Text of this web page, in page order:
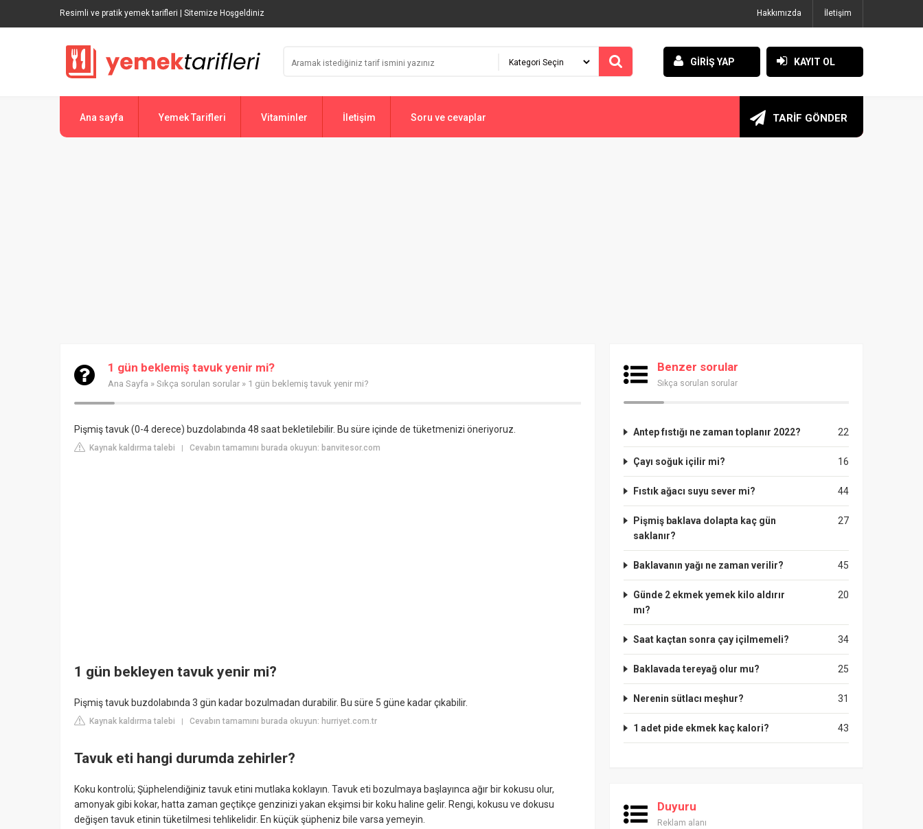
Resimli ve pratik yemek tarifleri | Sitemize Hoşgeldiniz Hakkımızda İletişim
GİRİŞ YAP KAYIT OL
Ana sayfa Yemek Tarifleri Vitaminler İletişim Soru ve cevaplar TARİF GÖNDER
1 gün beklemiş tavuk yenir mi?
Ana Sayfa » Sıkça sorulan sorular » 1 gün beklemiş tavuk yenir mi?
Pişmiş tavuk (0-4 derece) buzdolabında 48 saat bekletilebilir. Bu süre içinde de tüketmenizi öneriyoruz.
Kaynak kaldırma talebi | Cevabın tamamını burada okuyun: banvitesor.com
1 gün bekleyen tavuk yenir mi?
Pişmiş tavuk buzdolabında 3 gün kadar bozulmadan durabilir. Bu süre 5 güne kadar çıkabilir.
Kaynak kaldırma talebi Cevabın tamamını burada okuyun: hurriyet.com.tr
Tavuk eti hangi durumda zehirler?
Koku kontrolü; Şüphelendiğiniz tavuk etini mutlaka koklayın. Tavuk eti bozulmaya başlayınca ağır bir kokusu olur,
amonyak gibi kokar, hatta zaman geçtikçe genzinizi yakan ekşimsi bir koku haline gelir. Rengi, kokusu ve dokusu
değişen tavuk etinin tüketilmesi tehlikelidir. En küçük şüpheniz bile varsa yemeyin.
Benzer sorular
Sıkça sorulan sorular
22
Antep fıstığı ne zaman toplanır 2022?
16
Çayı soğuk içilir mi?
44
Fıstık ağacı suyu sever mi?
27
Pişmiş baklava dolapta kaç gün
saklanır?
45
Baklavanın yağı ne zaman verilir?
20
Günde 2 ekmek yemek kilo aldırır
mı?
34
Saat kaçtan sonra çay içilmemeli?
25
Baklavada tereyağ olur mu?
31
Nerenin sütlacı meşhur?
43
1 adet pide ekmek kaç kalori?
Duyuru
Reklam alanı